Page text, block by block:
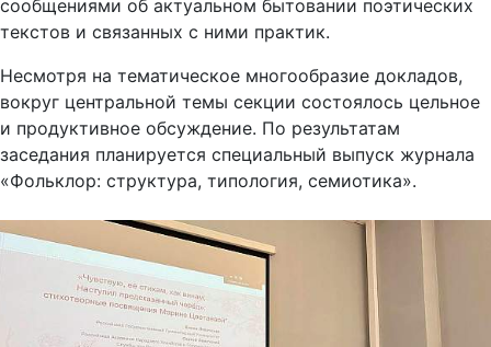
сообщениями об актуальном бытовании поэтических
текстов и связанных с ними практик.
Несмотря на тематическое многообразие докладов,
вокруг центральной темы секции состоялось цельное
и продуктивное обсуждение. По результатам
заседания планируется специальный выпуск журнала
«Фольклор: структура, типология, семиотика».